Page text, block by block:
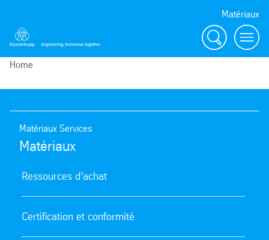
Matériaux
Search menu
Home
Matériaux Services
Matériaux
Ressources d’achat
Certification et conformité